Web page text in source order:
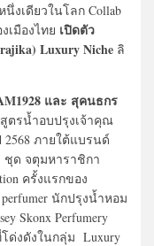
เดียวในโลก Collab
เมืองไทย เปิดตัว
Luxury Niche ลิ
และ สุคนธกร
ตรน้ำอบปรุงเจ้าคุณ
ภายใต้แบรนด์
ชุด จตุมหาราชิกา
ครั้งแรกของ
นักปรุงน้ำหอม
Skonx Perfumery
ที่โด่งดังในกลุ่ม Luxury